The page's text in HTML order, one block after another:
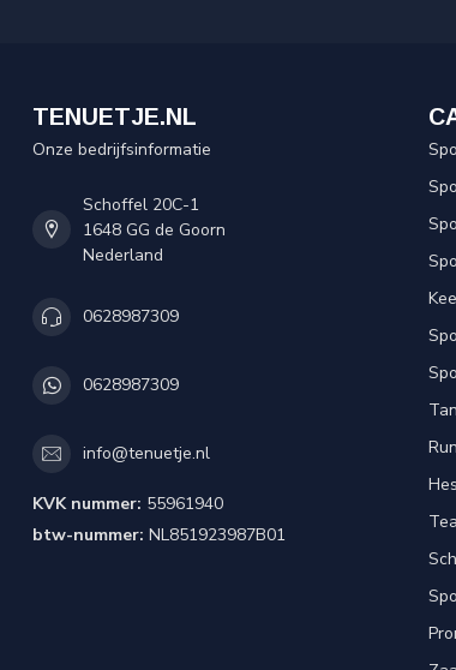
TENUETJE.NL
Onze bedrijfsinformatie
Schoffel 20C-1
1648 GG de Goorn
Nederland
0628987309
0628987309
info@tenuetje.nl
KVK nummer: 55961940
btw-nummer: NL851923987B01